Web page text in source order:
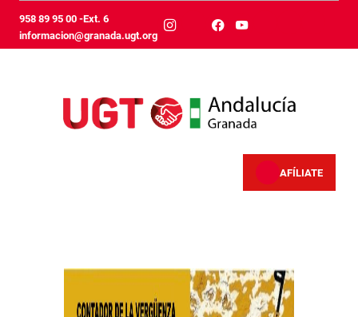
Pular para o Conteúdo principal
958 89 95 00 -Ext. 6
informacion@granada.ugt.org
AFÍLIATE